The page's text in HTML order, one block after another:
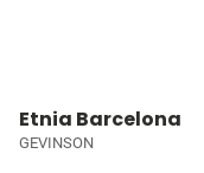
Etnia Barcelona
GEVINSON